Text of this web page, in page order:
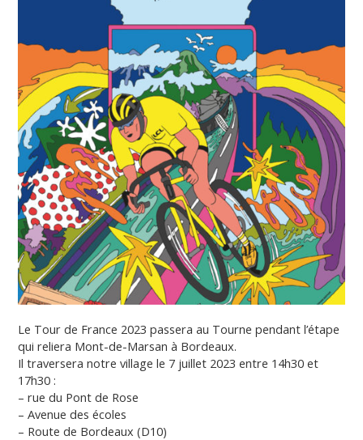
Le Tour de France 2023 passera au Tourne pendant l’étape
qui reliera Mont-de-Marsan à Bordeaux.
Il traversera notre village le 7 juillet 2023 entre 14h30 et
17h30 :
– rue du Pont de Rose
– Avenue des écoles
– Route de Bordeaux (D10)